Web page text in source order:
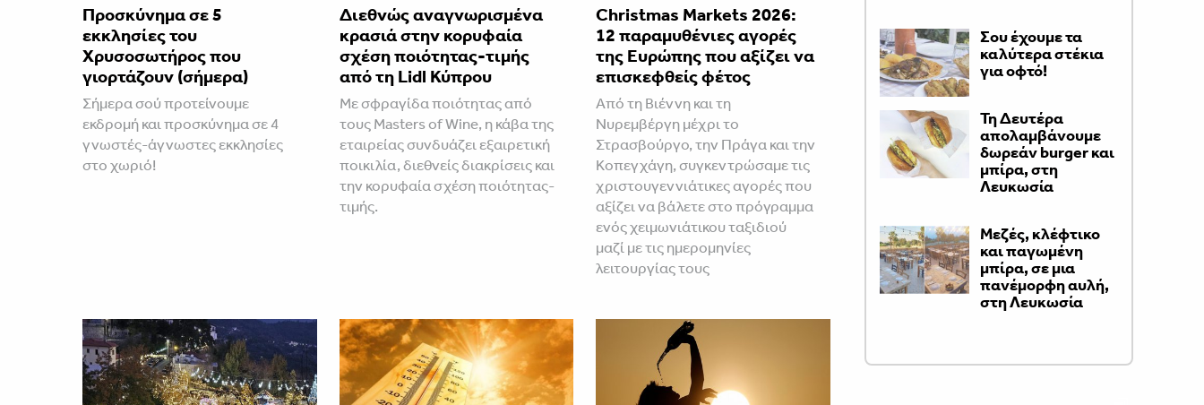
Προσκύνημα σε 5
εκκλησίες του
Χρυσοσωτήρος που
γιορτάζουν (σήμερα)
Σήμερα σού προτείνουμε
εκδρομή και προσκύνημα σε 4
γνωστές-άγνωστες εκκλησίες
στο χωριό!
Διεθνώς αναγνωρισμένα
κρασιά στην κορυφαία
σχέση ποιότητας-τιμής
από τη Lidl Κύπρου
Με σφραγίδα ποιότητας από
τους Masters of Wine, η κάβα της
εταιρείας συνδυάζει εξαιρετική
ποικιλία, διεθνείς διακρίσεις και
την κορυφαία σχέση ποιότητας-
τιμής.
Christmas Markets 2026:
12 παραμυθένιες αγορές
της Ευρώπης που αξίζει να
επισκεφθείς φέτος
Από τη Βιέννη και τη
Νυρεμβέργη μέχρι το
Στρασβούργο, την Πράγα και την
Κοπεγχάγη, συγκεντρώσαμε τις
χριστουγεννιάτικες αγορές που
αξίζει να βάλετε στο πρόγραμμα
ενός χειμωνιάτικου ταξιδιού
μαζί με τις ημερομηνίες
λειτουργίας τους
Σου έχουμε τα
καλύτερα στέκια
για οφτό!
Τη Δευτέρα
απολαμβάνουμε
δωρεάν burger και
μπίρα, στη
Λευκωσία
Μεζές, κλέφτικο
και παγωμένη
μπίρα, σε μια
πανέμορφη αυλή,
στη Λευκωσία